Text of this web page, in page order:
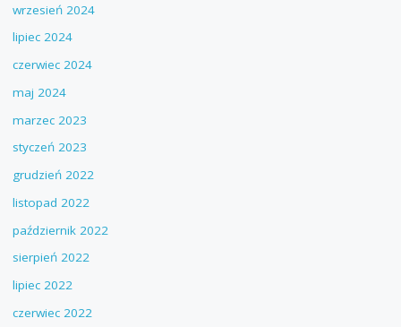
wrzesień 2024
lipiec 2024
czerwiec 2024
maj 2024
marzec 2023
styczeń 2023
grudzień 2022
listopad 2022
październik 2022
sierpień 2022
lipiec 2022
czerwiec 2022